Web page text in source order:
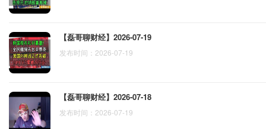
【磊哥聊财经】2026-07-19
发布时间：2026-07-19
【磊哥聊财经】2026-07-18
发布时间：2026-07-19